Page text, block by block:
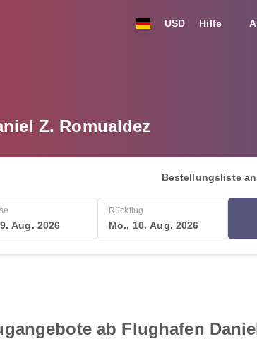
USD Hilfe
Z. Romualdez
Bestellungsliste
Aug. 2026
Rückflug
Mo., 10. Aug. 2026
ab Flughafen